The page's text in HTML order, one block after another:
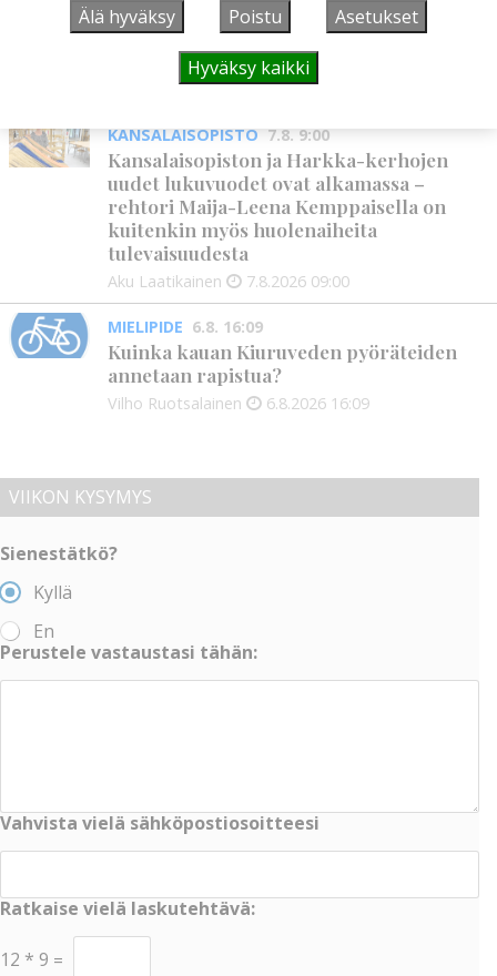
Golftapahtuma tuotti jälleen komeasti
tukea Kiuruveden nuorille – palkittavat
julkaistaan loppuvuodesta
Aku Laatikainen 7.8.2026 11:33
KANSALAISOPISTO 7.8. 9:00
Kansalaisopiston ja Harkka-kerhojen
uudet lukuvuodet ovat alkamassa –
rehtori Maija-Leena Kemppaisella on
kuitenkin myös huolenaiheita
tulevaisuudesta
Aku Laatikainen 7.8.2026 09:00
MIELIPIDE 6.8. 16:09
Kuinka kauan Kiuruveden pyöräteiden
annetaan rapistua?
Vilho Ruotsalainen 6.8.2026 16:09
VIIKON KYSYMYS
Sienestätkö?
Kyllä
En
Perustele vastaustasi tähän:
Vahvista vielä sähköpostiosoitteesi
Ratkaise vielä laskutehtävä:
12 * 9 =
Älä hyväksy Poistu Asetukset
Hyväksy kaikki